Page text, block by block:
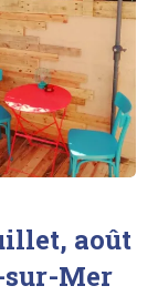
août
sur-Mer